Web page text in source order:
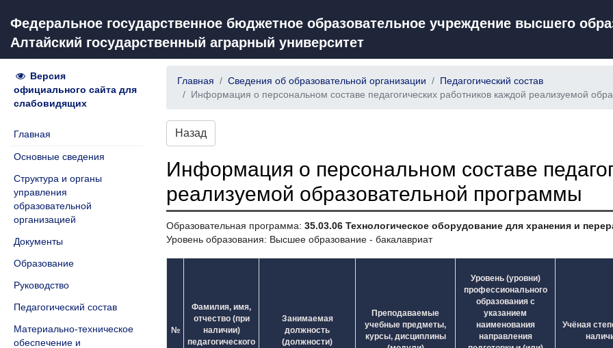
Федеральное государственное бюджетное образовательное учреждение высшего
Алтайский государственный аграрный университет
Версия
официального сайта для
слабовидящих
Главная
Основные сведения
Структура и органы
управления
образовательной
организацией
Документы
Образование
Руководство
Педагогический состав
Материально-техническое
обеспечение и
Главная Сведения об образовательной организации
Педагогический состав
Информация о персональном составе педагогических работников каждой реализуемой
Назад
Информация о персональном составе
реализуемой образовательной программы
Образовательная программа: 35.03.06 Технологическое оборудование для хранения и
Уровень образования: Высшее образование - бакалавриат
№
Фамилия, имя,
отчество (при
наличии)
педагогического
Занимаемая
должность
(должности)
Преподаваемые
учебные предметы,
курсы, дисциплины
Уровень (уровни)
профессионального
образования с
указанием
наименования
направления
Учёная